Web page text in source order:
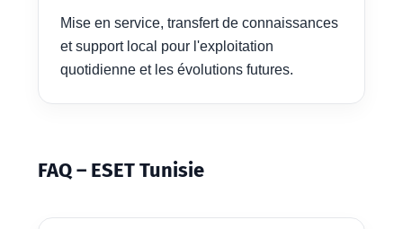
Mise en service, transfert de connaissances
et support local pour l'exploitation
quotidienne et les évolutions futures.
FAQ – ESET Tunisie